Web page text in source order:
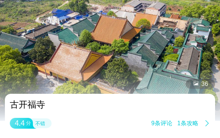
 36
古开福寺
4.4 分 不错 9条评论 1条攻略 
